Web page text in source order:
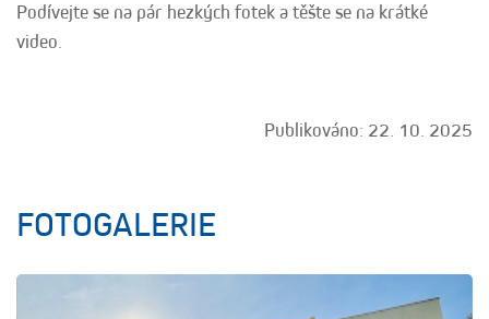
Podívejte se na pár hezkých fotek a těšte se na krátké
video.
Publikováno: 22. 10. 2025
FOTOGALERIE